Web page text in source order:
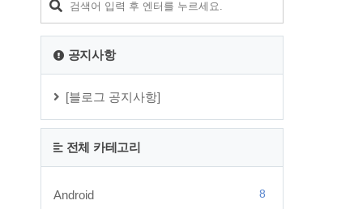
공지사항
[블로그 공지사항]
전체 카테고리
Android 8